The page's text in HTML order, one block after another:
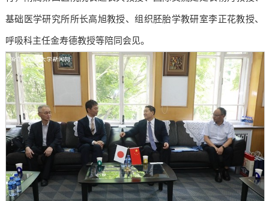
基础医学研究所所长高旭教授、组织胚胎学教研室李正花教授、
呼吸科主任金寿德教授等陪同会见。